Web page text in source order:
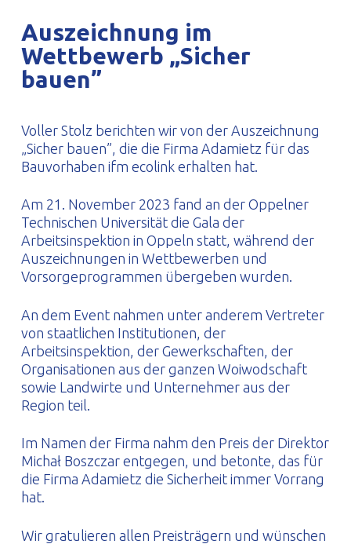
Auszeichnung im
Wettbewerb „Sicher
bauen”
Voller Stolz berichten wir von der Auszeichnung
„Sicher bauen”, die die Firma Adamietz für das
Bauvorhaben ifm ecolink erhalten hat.
Am 21. November 2023 fand an der Oppelner
Technischen Universität die Gala der
Arbeitsinspektion in Oppeln statt, während der
Auszeichnungen in Wettbewerben und
Vorsorgeprogrammen übergeben wurden.
An dem Event nahmen unter anderem Vertreter
von staatlichen Institutionen, der
Arbeitsinspektion, der Gewerkschaften, der
Organisationen aus der ganzen Woiwodschaft
sowie Landwirte und Unternehmer aus der
Region teil.
Im Namen der Firma nahm den Preis der Direktor
Michał Boszczar entgegen, und betonte, das für
die Firma Adamietz die Sicherheit immer Vorrang
hat.
Wir gratulieren allen Preisträgern und wünschen